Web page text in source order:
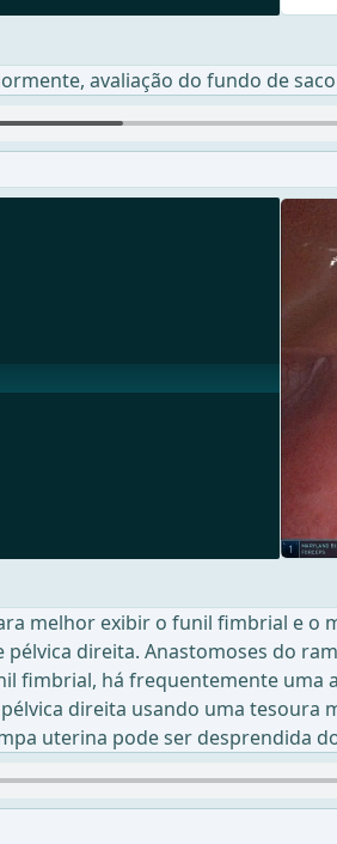
avaliação do fundo de
melhor exibir o funil fimbrial e
direita. Anastomoses do
fimbrial, há frequentemente uma
direita usando uma
uterina pode ser desprendida